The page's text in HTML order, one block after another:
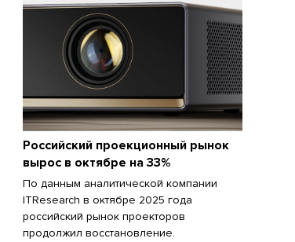
Российский проекционный рынок
вырос в октябре на 33%
По данным аналитической компании
ITResearch в октябре 2025 года
российский рынок проекторов
продолжил восстановление.